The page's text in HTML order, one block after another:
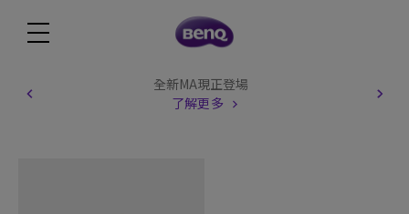
全新MA現正登場
了解更多